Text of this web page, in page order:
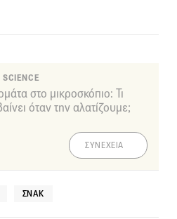
SCIENCE
στο μικροσκόπιο: Τι
όταν την αλατίζουμε;
ΣΥΝΕΧΕΙΑ
ΣΝΑΚ